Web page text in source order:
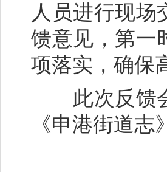
人员进行现场
馈意见，第一
项落实，确保
此次反馈会
《申港街道